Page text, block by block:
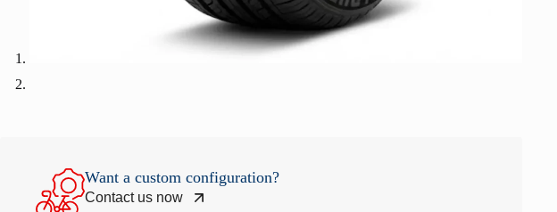
Want a custom configuration?
Contact us now